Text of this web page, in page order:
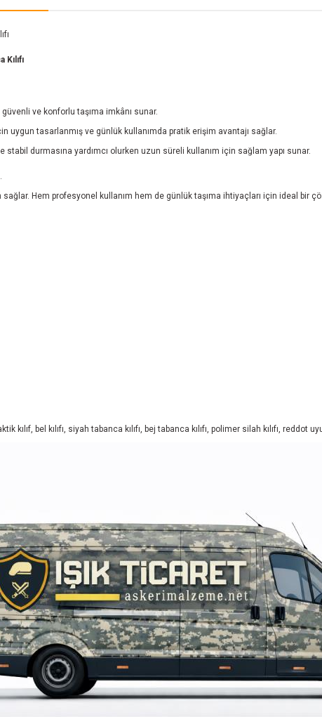
güvenli ve konforlu taşıma imkânı sunar.
uygun tasarlanmış ve günlük kullanımda pratik erişim avantajı sağlar.
stabil durmasına yardımcı olurken uzun süreli kullanım için sağlam yapı sunar.
Hem profesyonel kullanım hem de günlük taşıma ihtiyaçları için ideal bir
kılıf, bel kılıfı, siyah tabanca kılıfı, bej tabanca kılıfı, polimer silah kılıfı, reddot